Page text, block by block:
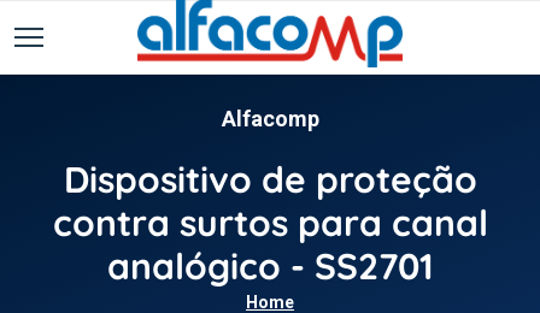
Alfacomp
Dispositivo de proteção
contra surtos para canal
analógico - SS2701
Home